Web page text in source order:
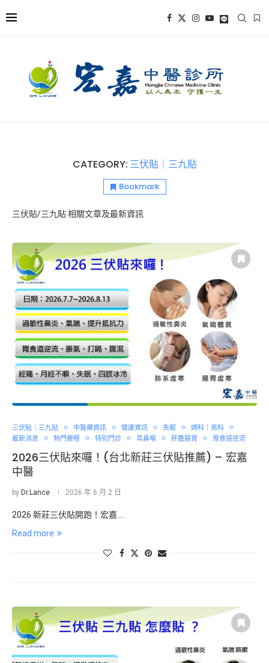
CATEGORY: 三伏貼｜三九貼
Bookmark
三伏貼/三九貼 相關文章及最新資訊
三伏貼｜三九貼 中醫藥資訊 健康資訊 失眠
婦科｜男科
最新消息
熱門療程 特別門診 耳鼻喉 肝膽腸胃 胃食道逆流
2026三伏貼來囉！(台北新莊三伏貼推薦) – 宏嘉
中醫
by Dr.Lance 2026 年 6 月 2 日
2026 新莊三伏貼開跑！宏嘉 …
Read more